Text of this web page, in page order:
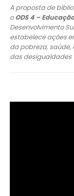
A proposta de
oODS 4 –
Desenvolvimento
estabelece ações
da pobreza,
das desigualdades